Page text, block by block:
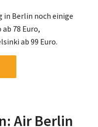
in Berlin noch einige
78 Euro,
ab 99 Euro.
Air Berlin